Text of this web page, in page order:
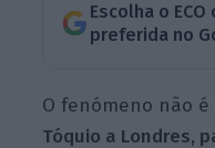
Escolha o
preferida no
O fenómeno não é
Tóquio a Londres,